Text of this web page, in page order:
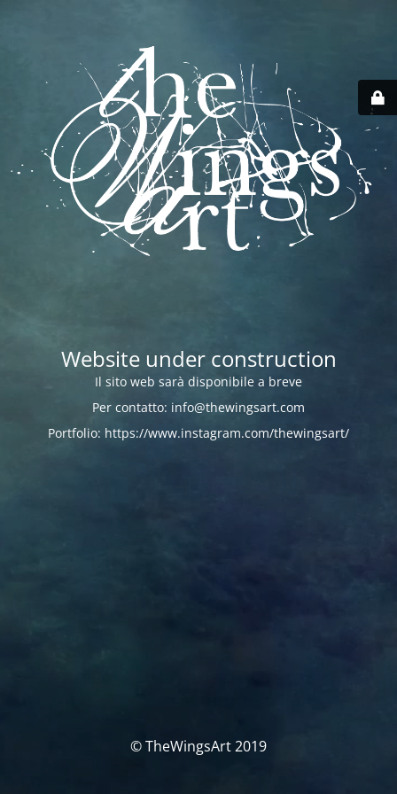
Website under construction
Il sito web sarà disponibile a breve
Per contatto: info@thewingsart.com
Portfolio: https://www.instagram.com/thewingsart/
© TheWingsArt 2019